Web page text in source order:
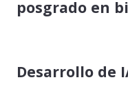
posgrado en
Desarrollo de